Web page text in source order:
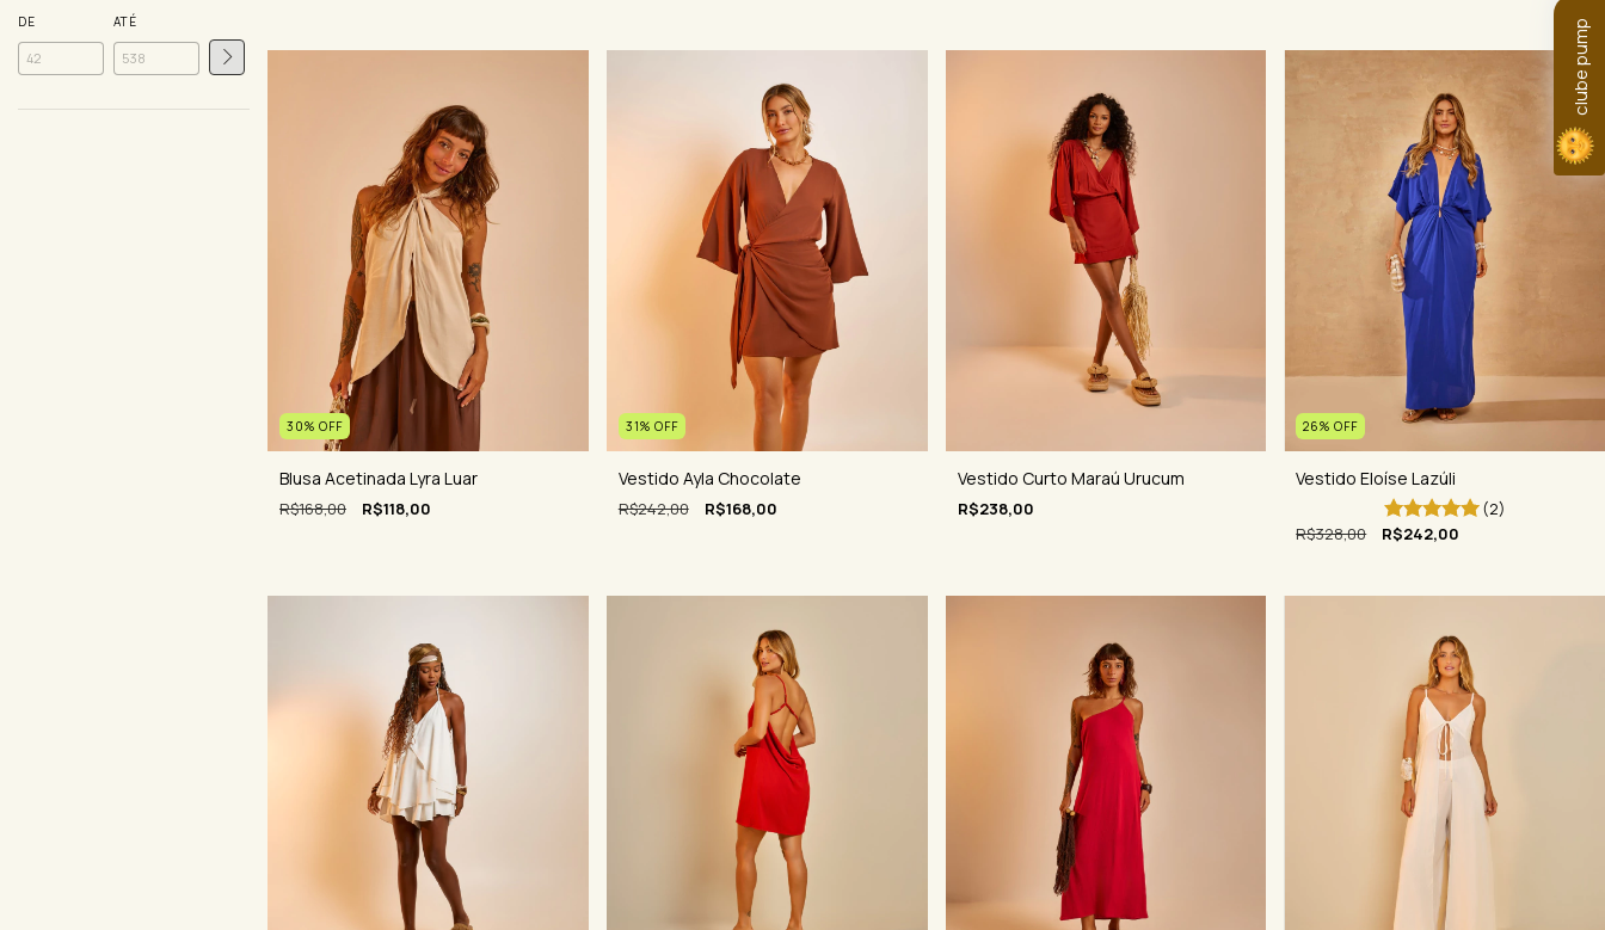
DE ATÉ
30% OFF
Blusa Acetinada Lyra Luar
R$168,00 R$118,00
31% OFF
Vestido Ayla Chocolate
R$242,00 R$168,00
Vestido Curto Maraú Urucum
R$238,00
26%OFF
Vestido Eloíse Lazúli
(2)
R$328,00
R$242,00
clube pump